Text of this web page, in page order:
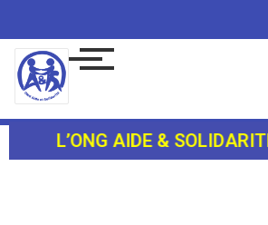
L’ONG AIDE &